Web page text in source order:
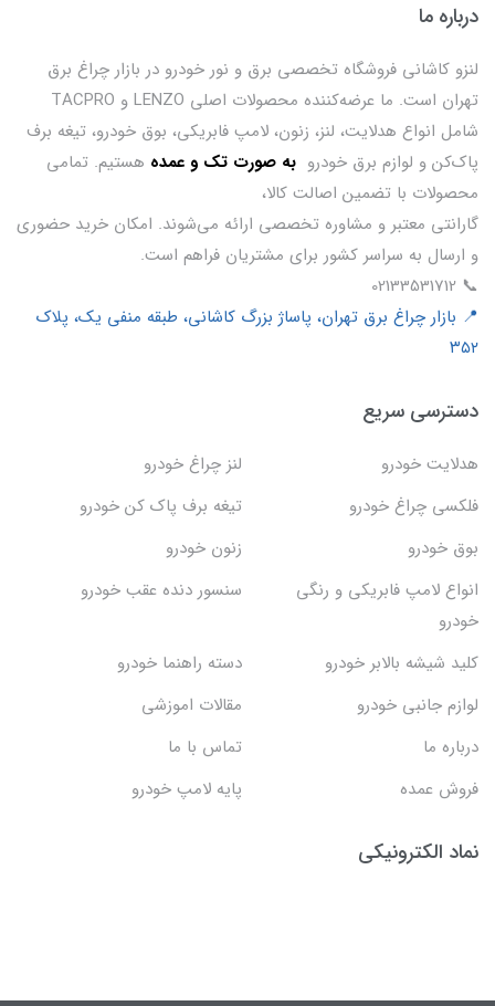
درباره ما
لنزو کاشانی فروشگاه تخصصی برق و نور خودرو در بازار چراغ برق
تهران است. ما عرضه‌کننده محصولات اصلی LENZO و TACPRO
شامل انواع هدلایت، لنز، زنون، لامپ فابریکی، بوق خودرو، تیغه برف
پاک‌کن و لوازم برق خودرو به صورت تک و عمده هستیم. تمامی
محصولات با تضمین اصالت کالا،
گارانتی معتبر و مشاوره تخصصی ارائه می‌شوند. امکان خرید حضوری
و ارسال به سراسر کشور برای مشتریان فراهم است.
📞 02133531712
📍 بازار چراغ برق تهران، پاساژ بزرگ کاشانی، طبقه منفی یک، پلاک
۳۵۲
دسترسی سریع
هدلایت خودرو
لنز چراغ خودرو
فلکسی چراغ خودرو
تیغه برف پاک کن خودرو
بوق خودرو
زنون خودرو
انواع لامپ فابریکی و رنگی
خودرو
سنسور دنده عقب خودرو
کلید شیشه بالابر خودرو
دسته راهنما خودرو
لوازم جانبی خودرو
مقالات اموزشی
درباره ما
تماس با ما
فروش عمده
پایه لامپ خودرو
نماد الکترونیکی